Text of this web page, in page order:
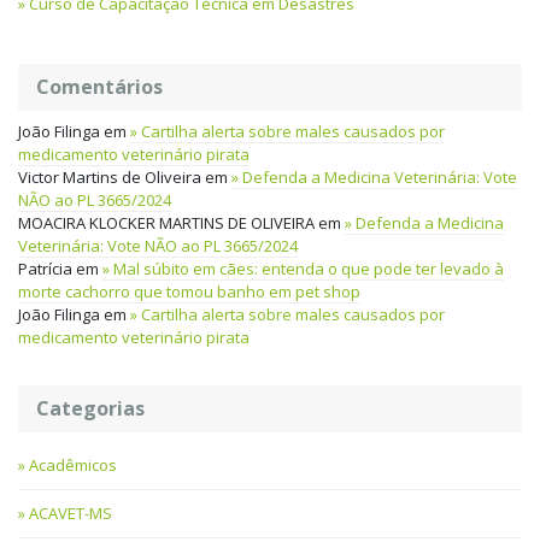
Comentários
João Filinga em
Cartilha alerta sobre males causados por
medicamento veterinário pirata
Victor Martins de Oliveira em
Defenda a Medicina Veterinária: Vote
NÃO ao PL 3665/2024
MOACIRA KLOCKER MARTINS DE OLIVEIRAem
Defenda a Medicina
Veterinária: Vote NÃO ao PL 3665/2024
Patrícia em
Mal súbito em cães: entenda o que pode ter levado à
morte cachorro que tomou banho em pet shop
João Filinga em
Cartilha alerta sobre males causados por
medicamento veterinário pirata
Categorias
Acadêmicos
ACAVET-MS